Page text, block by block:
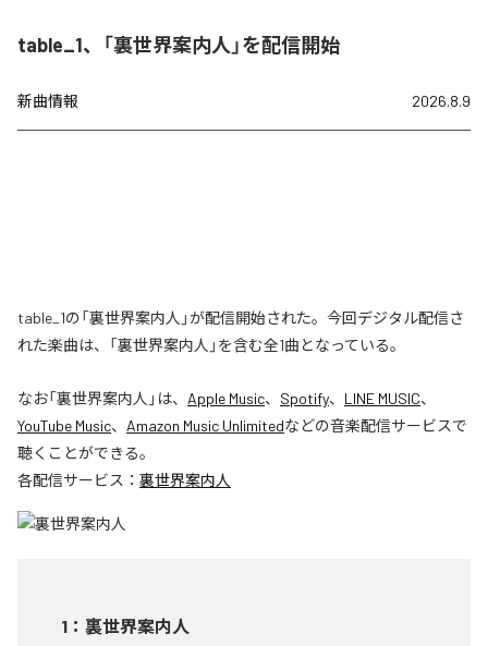
table_1、「裏世界案内人」を配信開始
新曲情報 2026.8.9
table_1の「裏世界案内人」が配信開始された。今回デジタル配信さ
れた楽曲は、「裏世界案内人」を含む全1曲となっている。
なお「裏世界案内人 」は、 Apple Music、 Spotify、 LINE MUSIC、
YouTube Music、 Amazon Music Unlimitedなどの音楽配信サービスで
聴くことができる。
各配信サービス： 裏世界案内人
1 ： 裏世界案内人